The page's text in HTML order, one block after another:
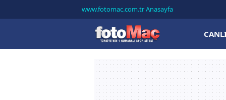
www.fotomac.com.tr Anasayfa